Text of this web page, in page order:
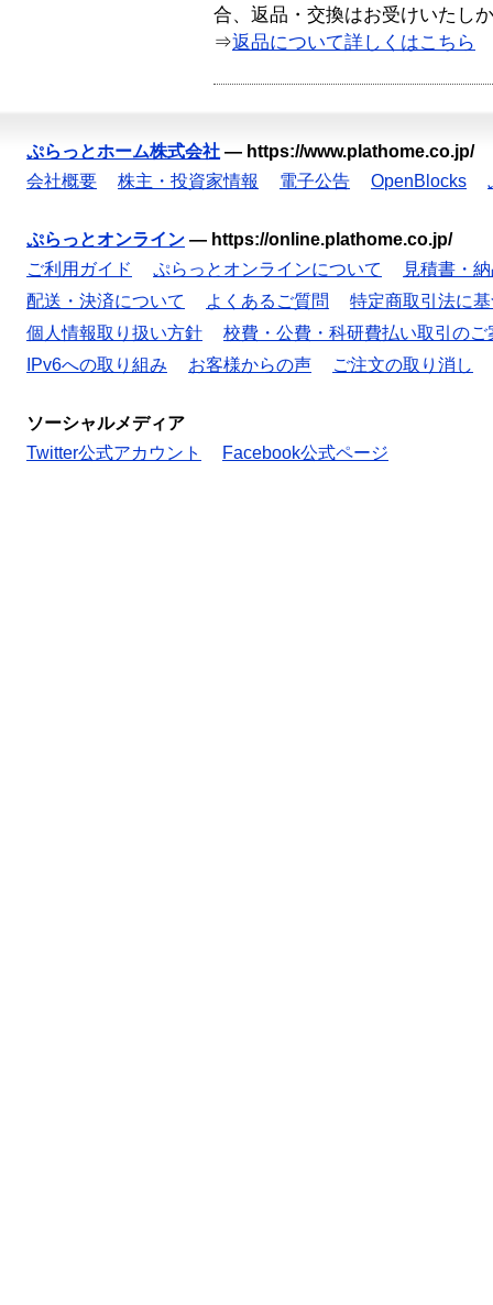
合、返品・交換はお受けいたし
⇒返品について詳しくはこちら
ぷらっとホーム株式会社 — https://www.plathome.co.jp/
会社概要
株主・投資家情報 電子公告 OpenBlocks
ぷらっとオンライン — https://online.plathome.co.jp/
ご利用ガイド
ぷらっとオンラインについて
見積書・
配送・決済について
よくあるご質問
特定商取引法に
個人情報取り扱い方針
校費・公費・科研費払い取引のご
IPv6への取り組み
お客様からの声 ご注文の取り消し
ソーシャルメディア
Twitter公式アカウント
Facebook公式ページ